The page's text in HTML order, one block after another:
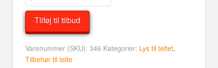
antal
Tilføj til tilbud
Varenummer (SKU): 346 Kategorier: Lys til teltet,
Tilbehør til telte